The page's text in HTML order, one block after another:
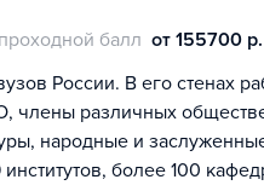
проходной балл от 155700 р.
России. В его стенах
члены различных
народные и
институтов, более 100